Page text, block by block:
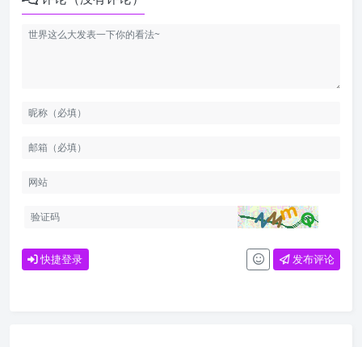
快捷登录 发布评论